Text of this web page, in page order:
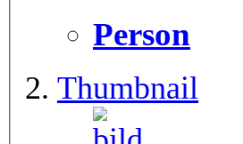
Person
Thumbnail